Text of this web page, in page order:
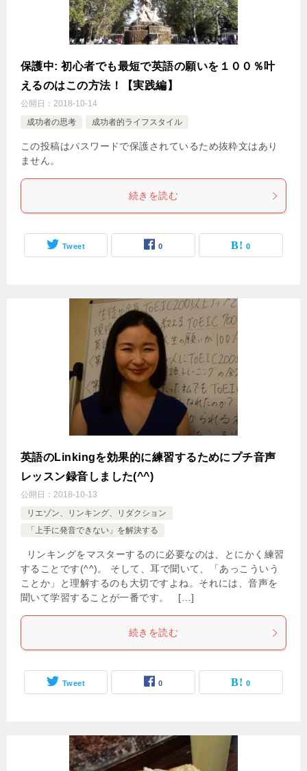
保護中: 初心者でも最短で英語の願いを１００％叶
えるのはこの方法！【実践編】
公開日： 2018-10-14
成功者の思考
成功者的ライフスタイル
この投稿はパスワードで保護されているため抜粋文はあり
ません。
続きを読む
Tweet 0 0
英語のLinkingを効果的に練習するためにプチ音声
レッスン録音しました(^^)
公開日： 2018-10-13
リエゾン、リンキング、リダクション
「上手に発音できない」を解決する
リンキングをマスターするのに必要なのは、とにかく練習
することです(^^)。 そして、耳で聞いて、「あっこういう
ことか」と理解するのも大切ですよね。それには、音声を
聞いて学習することが一番です。 […]
続きを読む
Tweet 0 0